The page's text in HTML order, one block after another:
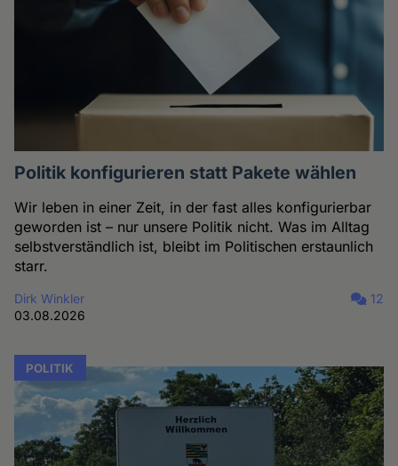
Politik konfigurieren statt Pakete wählen
Wir leben in einer Zeit, in der fast alles konfigurierbar
geworden ist – nur unsere Politik nicht. Was im Alltag
selbstverständlich ist, bleibt im Politischen erstaunlich
starr.
Dirk Winkler
03.08.2026
12
POLITIK